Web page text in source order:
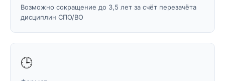
Возможно сокращение до 3,5 лет за счёт перезачёта
дисциплин СПО/ВО
🕒